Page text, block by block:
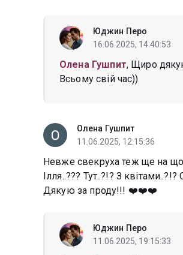
Юджин Перо
16.06.2025, 14:40:53
Олена Гушпит, Щиро
Всьому свій час))
Олена Гушпит
11.06.2025, 12:15:36
Невже свекруха теж ще на
Ілля..??? Тут..?!? З
Дякую за проду!!! ❤️❤️❤️
Юджин Перо
11.06.2025, 19:15:33